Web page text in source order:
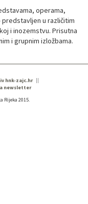
operama,
u različitim
i inozemstvu. Prisutna
i grupnim izložbama.
hnk-zajc.hr
newsletter
Rijeka 2015.